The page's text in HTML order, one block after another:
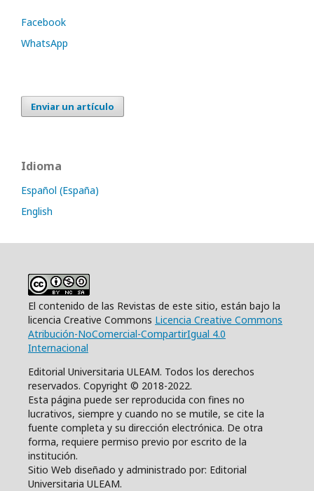
Facebook
WhatsApp
Enviar un artículo
Idioma
Español (España)
English
El contenido de las Revistas de este sitio, están bajo la
licencia Creative Commons Licencia Creative Commons
Atribución-NoComercial-CompartirIgual 4.0
Internacional
Editorial Universitaria ULEAM. Todos los derechos
reservados. Copyright © 2018-2022.
Esta página puede ser reproducida con fines no
lucrativos, siempre y cuando no se mutile, se cite la
fuente completa y su dirección electrónica. De otra
forma, requiere permiso previo por escrito de la
institución.
Sitio Web diseñado y administrado por: Editorial
Universitaria ULEAM.